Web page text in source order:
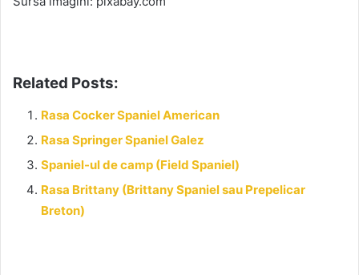
Related Posts:
Rasa Cocker Spaniel American
Rasa Springer Spaniel Galez
Spaniel-ul de camp (Field Spaniel)
Rasa Brittany (Brittany Spaniel sau Prepelicar
Breton)